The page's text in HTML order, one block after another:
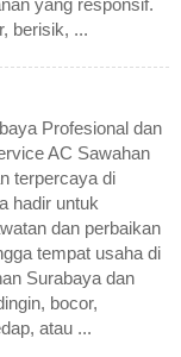
yang responsif.
berisik, ...
Profesional dan
AC Sawahan
terpercaya di
hadir untuk
dan perbaikan
tempat usaha di
Surabaya dan
bocor,
atau ...